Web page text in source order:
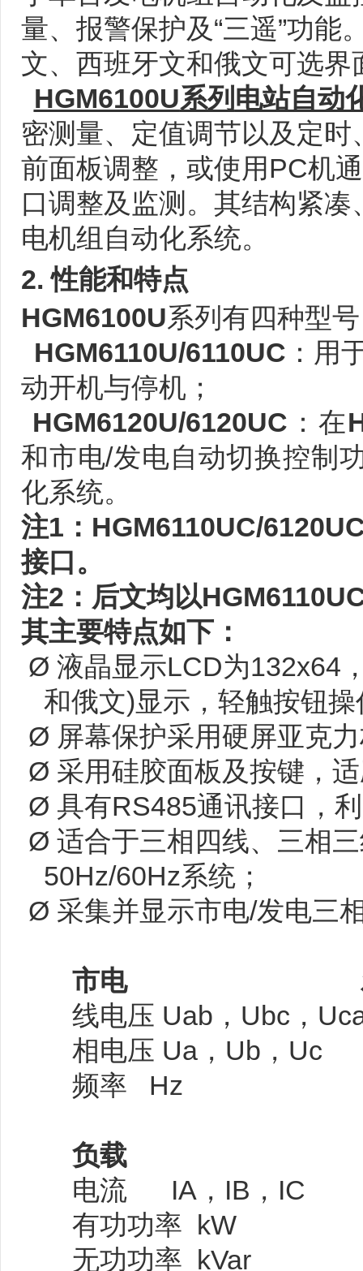
量、报警保护及“三遥”功
文、西班牙文和俄文可选
HGM6100U系列 电站自动
密测量、定值调节以及定
前面板调整，或使用PC机
口调整及监测。其结构紧
电机组自动化系统。
2.性能和特点
HGM6100U系列有四种型
HGM6110U/6110UC ：用
动开机与停机；
HGM6120U/6120UC ：在
和市电/发电自动切换控制
化系统。
注1：HGM6110UC/
接口。
注2：后文均以
其主要特点如下：
Ø 液晶显示LCD为132x64
和俄文)显示，轻触按钮操
Ø 屏幕保护采用硬屏亚克
Ø 采用硅胶面板及按键，
Ø 具有RS485通讯接口，
Ø 适合于三相四线、三相
50Hz/60Hz系统；
Ø 采集并显示市电/发电三
市电
线电压 Uab，Ubc
相电压 Ua，Ub，
频率 Hz 频
负载
电流 IA，IB，IC
有功功率 kW
无功功率 kVar